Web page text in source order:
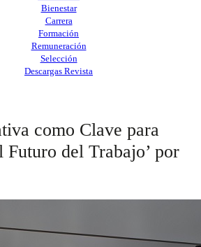
Bienestar
Carrera
Formación
Remuneración
Selección
Descargas Revista
como Clave para
del Trabajo’ por